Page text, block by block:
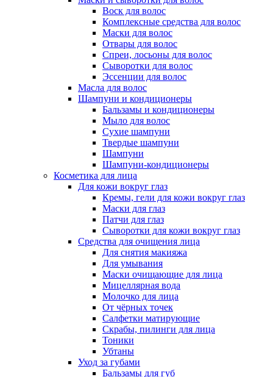
Воск для волос
Комплексные средства для волос
Маски для волос
Отвары для волос
Спреи, лосьоны для волос
Сыворотки для волос
Эссенции для волос
Масла для волос
Шампуни и кондиционеры
Бальзамы и кондиционеры
Мыло для волос
Сухие шампуни
Твердые шампуни
Шампуни
Шампуни-кондиционеры
Косметика для лица
Для кожи вокруг глаз
Кремы, гели для кожи вокруг глаз
Маски для глаз
Патчи для глаз
Сыворотки для кожи вокруг глаз
Средства для очищения лица
Для снятия макияжа
Для умывания
Маски очищающие для лица
Мицеллярная вода
Молочко для лица
От чёрных точек
Салфетки матирующие
Скрабы, пилинги для лица
Тоники
Убтаны
Уход за губами
Бальзамы для губ